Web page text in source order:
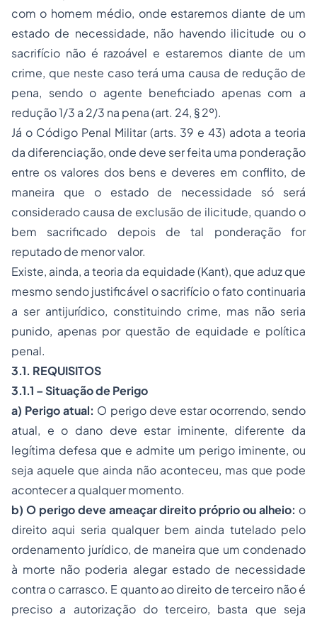
com o homem médio, onde estaremos diante de um
estado de necessidade, não havendo ilicitude ou o
sacrifício não é razoável e estaremos diante de um
crime, que neste caso terá uma causa de redução de
pena, sendo o agente beneficiado apenas com a
redução 1/3 a 2/3 na pena (art. 24, § 2º).
Já o Código Penal Militar (arts. 39 e 43) adota a teoria
da diferenciação, onde deve ser feita uma ponderação
entre os valores dos bens e deveres em conflito, de
maneira que o estado de necessidade só será
considerado causa de exclusão de ilicitude, quando o
bem sacrificado depois de tal ponderação for
reputado de menor valor.
Existe, ainda, a teoria da equidade (Kant), que aduz que
mesmo sendo justificável o sacrifício o fato continuaria
a ser antijurídico, constituindo crime, mas não seria
punido, apenas por questão de equidade e política
penal.
3.1. REQUISITOS
3.1.1 – Situação de Perigo
a) Perigo atual: O perigo deve estar ocorrendo, sendo
atual, e o dano deve estar iminente, diferente da
legítima defesa que e admite um perigo iminente, ou
seja aquele que ainda não aconteceu, mas que pode
acontecer a qualquer momento.
b) O perigo deve ameaçar direito próprio ou alheio: o
direito aqui seria qualquer bem ainda tutelado pelo
ordenamento jurídico, de maneira que um condenado
à morte não poderia alegar estado de necessidade
contra o carrasco. E quanto ao direito de terceiro não é
preciso a autorização do terceiro, basta que seja